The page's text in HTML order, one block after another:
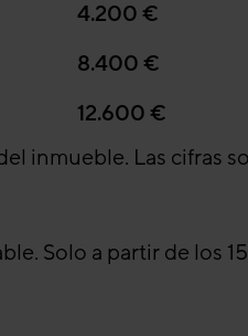
4.200 €
8.400 €
12.600 €
inmueble. Las cifras
Solo a partir de los